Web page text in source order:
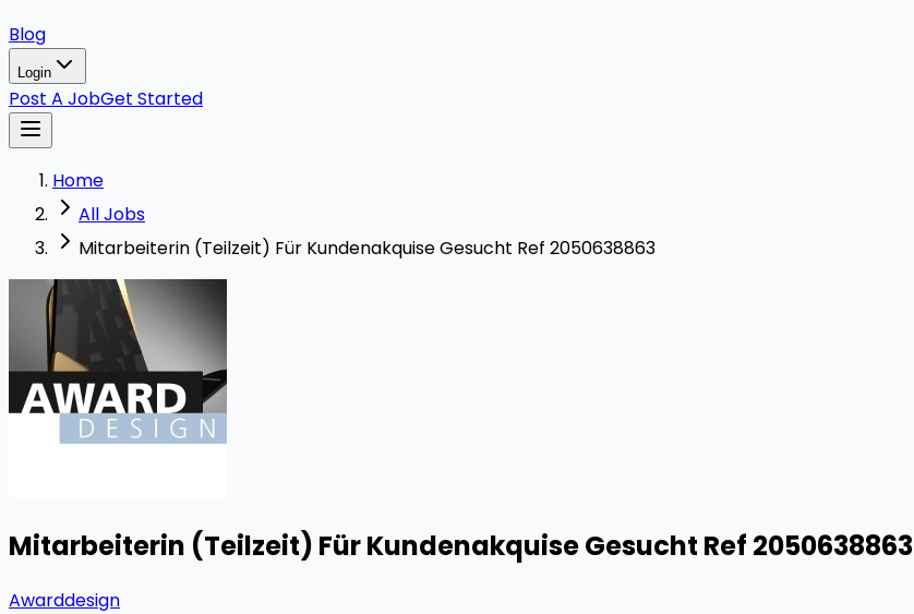
Blog
Login
Post A JobGet Started
Home
All Jobs
Mitarbeiterin (Teilzeit) Für Kundenakquise Gesucht Ref 2050638863
Mitarbeiterin (Teilzeit) Für Kundenakquise Gesucht Ref 2050638863
Awarddesign